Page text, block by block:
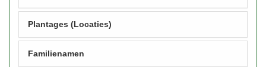
Plantages (Locaties)
Familienamen